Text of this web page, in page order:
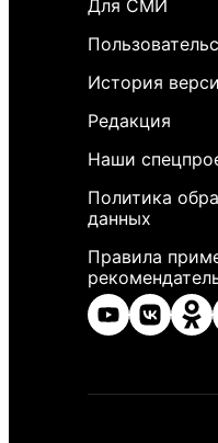
Для СМИ
История
Редакция
Наши
Политика
данных
Правила